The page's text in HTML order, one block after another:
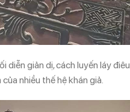
diễn giản dị, cách luyến láy điêu
nhiều thế hệ khán giả.